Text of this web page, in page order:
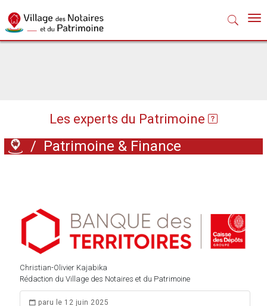
Les experts du Patrimoine
/ Patrimoine & Finance
Christian-Olivier Kajabika
Rédaction du Village des Notaires et du Patrimoine
paru le 12 juin 2025